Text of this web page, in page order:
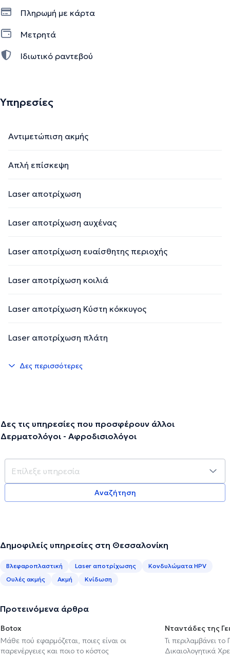
Πληρωμή με κάρτα
Μετρητά
Ιδιωτικό ραντεβού
Υπηρεσίες
Αντιμετώπιση ακμής
Απλή επίσκεψη
Laser αποτρίχωση
Laser αποτρίχωση αυχένας
Laser αποτρίχωση ευαίσθητης περιοχής
Laser αποτρίχωση κοιλιά
Laser αποτρίχωση Κύστη κόκκυγος
Laser αποτρίχωση πλάτη
Δες περισσότερες
Δες τις υπηρεσίες που προσφέρουν άλλοι
Δερματολόγοι - Αφροδισιολόγοι
Αναζήτηση
Δημοφιλείς υπηρεσίες στη Θεσσαλονίκη
Βλεφαροπλαστική Laser αποτρίχωσης
Κονδυλώματα HPV
Ουλές ακμής
Ακμή Κνίδωση
Προτεινόμενα άρθρα
Botox
Μάθε πού εφαρμόζεται, ποιες είναι οι
παρενέργειες και ποιο το κόστος
Νταντάδες της
Τι περιλαμβάνει
Δικαιολογητικά